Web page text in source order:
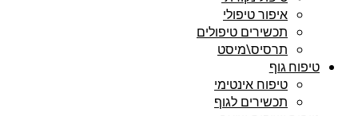
איפור טיפולי
תכשירים טיפולים
תרסיס\מיסט
טיפוח גוף
טיפוח אינטימי
תכשירים לגוף